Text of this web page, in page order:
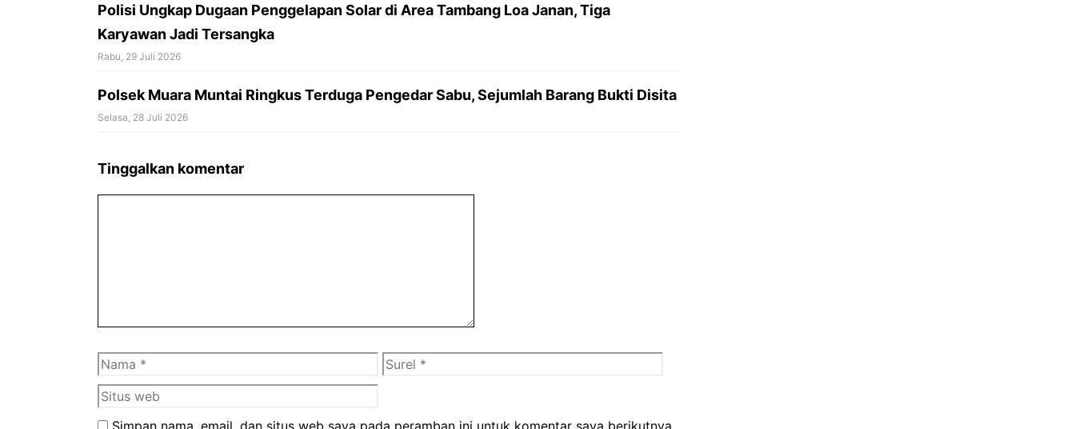
Polisi Ungkap Dugaan Penggelapan Solar di Area Tambang Loa Janan, Tiga
Karyawan Jadi Tersangka
Rabu, 29 Juli 2026
Polsek Muara Muntai Ringkus Terduga Pengedar Sabu, Sejumlah Barang Bukti Disita
Selasa, 28 Juli 2026
Tinggalkan komentar
Nama Surel